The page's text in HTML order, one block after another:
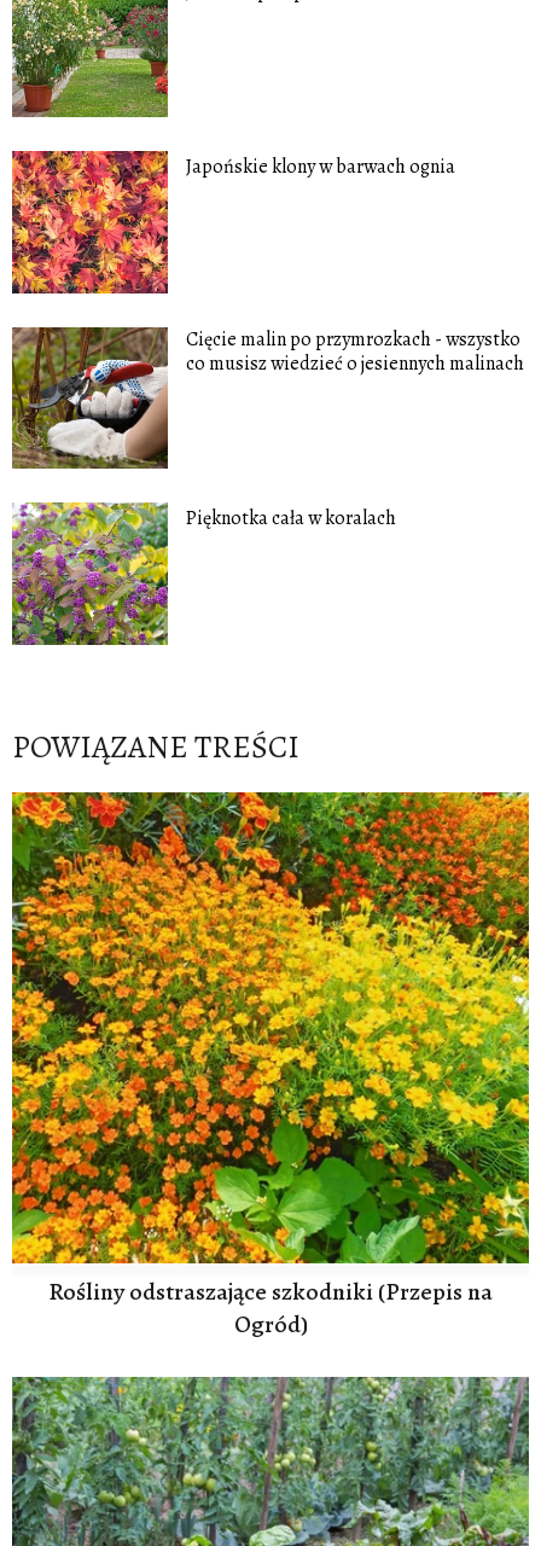
Japońskie klony w barwach ognia
Cięcie malin po przymrozkach - wszystko
co musisz wiedzieć o jesiennych malinach
Pięknotka cała w koralach
POWIĄZANE TREŚCI
Rośliny odstraszające szkodniki (Przepis na
Ogród)